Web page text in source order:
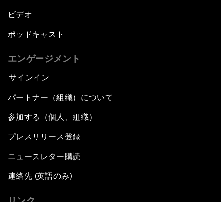
ビデオ
ポッドキャスト
エンゲージメント
サインイン
パートナー（組織）について
参加する（個人、組織）
プレスリリース登録
ニュースレター購読
連絡先 (英語のみ)